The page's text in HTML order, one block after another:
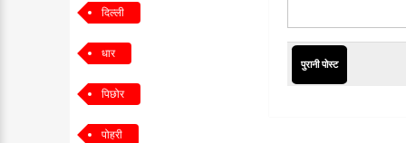
दिल्ली
धार
पिछोर
पोहरी
पुरानी पोस्ट